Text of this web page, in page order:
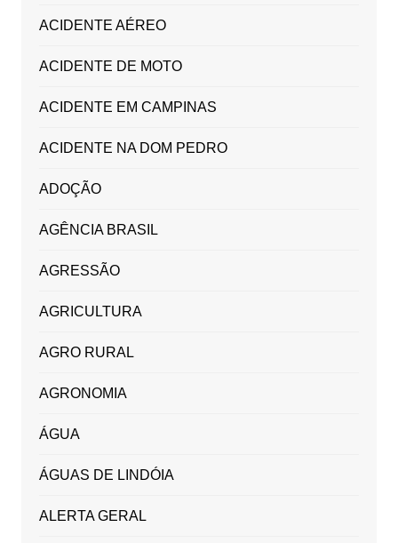
ACIDENTE AÉREO
ACIDENTE DE MOTO
ACIDENTE EM CAMPINAS
ACIDENTE NA DOM PEDRO
ADOÇÃO
AGÊNCIA BRASIL
AGRESSÃO
AGRICULTURA
AGRO RURAL
AGRONOMIA
ÁGUA
ÁGUAS DE LINDÓIA
ALERTA GERAL